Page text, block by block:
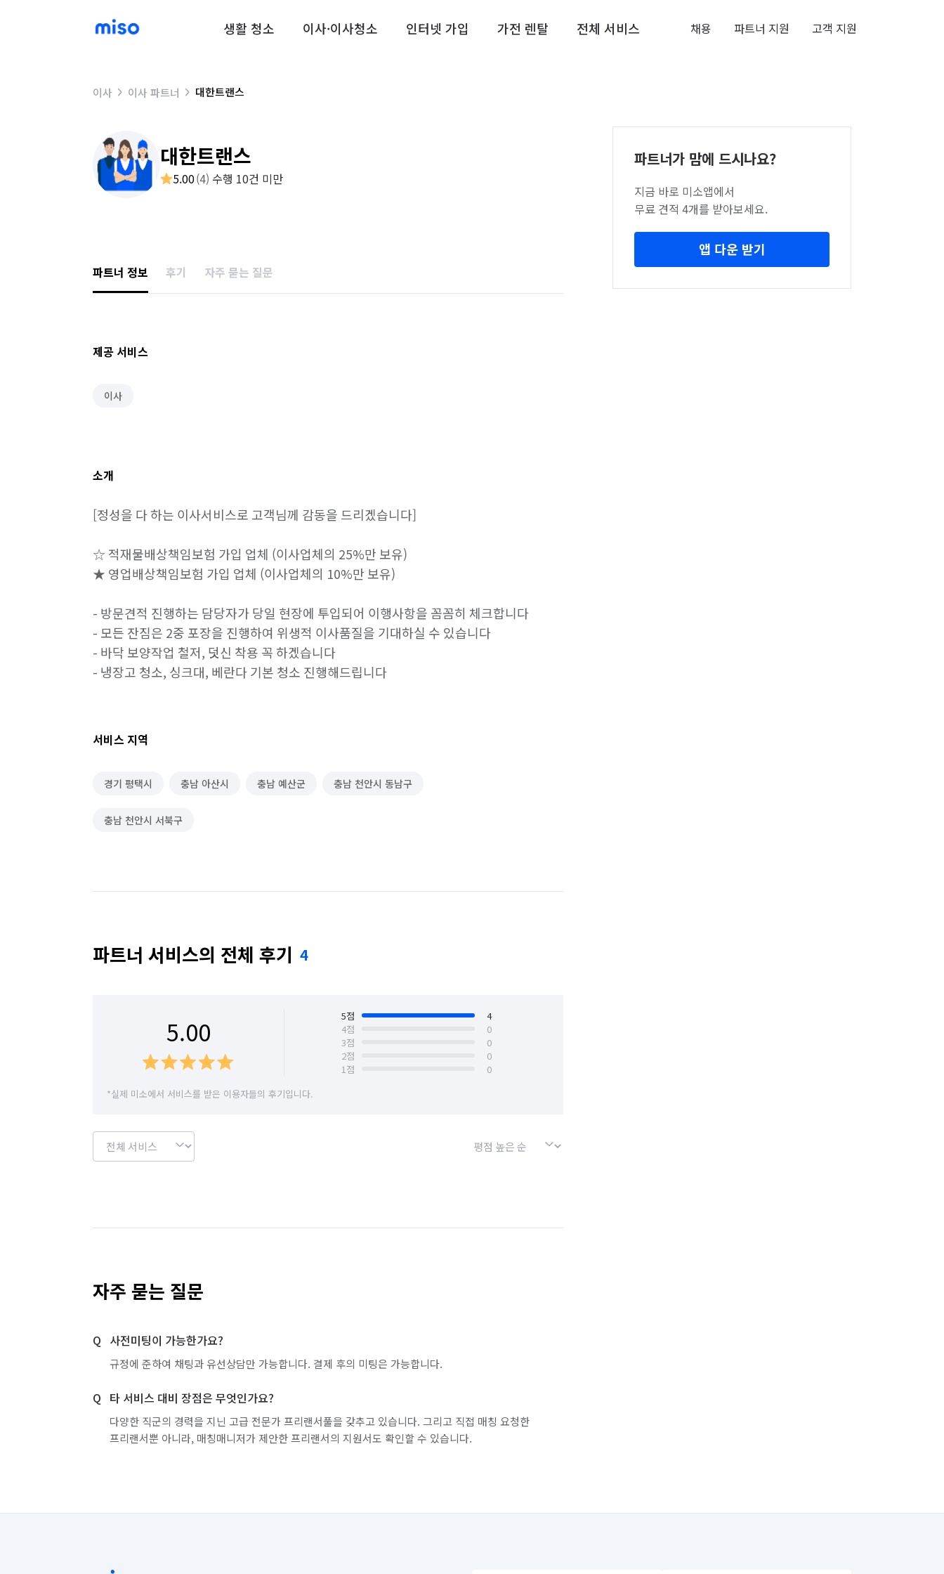
생활 청소 이사·이사청소 인터넷 가입 가전 렌탈 전체 서비스 채용 파트너 지원 고객 지원
이사 이사 파트너 대한트랜스
대한트랜스
5.00(4) 수행 10건 미만
파트너 정보 후기 자주 묻는 질문
제공 서비스
이사
소개
[정성을 다 하는 이사서비스로 고객님께 감동을 드리겠습니다]
☆ 적재물배상책임보험 가입 업체 (이사업체의 25%만 보유)
★ 영업배상책임보험 가입 업체 (이사업체의 10%만 보유)
- 방문견적 진행하는 담당자가 당일 현장에 투입되어 이행사항을 꼼꼼히 체크합니다
- 모든 잔짐은 2중 포장을 진행하여 위생적 이사품질을 기대하실 수 있습니다
- 바닥 보양작업 철저, 덧신 착용 꼭 하겠습니다
- 냉장고 청소, 싱크대, 베란다 기본 청소 진행해드립니다
서비스 지역
경기 평택시 충남 아산시 충남 예산군 충남 천안시 동남구
충남 천안시 서북구
파트너 서비스의 전체 후기 4
5.00 5점
4
4점
0
3점
0
2점
0
1점
0
*실제 미소에서 서비스를 받은 이용자들의 후기입니다.
자주 묻는 질문
사전미팅이 가능한가요?
규정에 준하여 채팅과 유선상담만 가능합니다. 결제 후의 미팅은 가능합니다.
타 서비스 대비 장점은 무엇인가요?
다양한 직군의 경력을 지닌 고급 전문가 프리랜서풀을 갖추고 있습니다. 그리고 직접 매칭 요청한
프리랜서뿐 아니라, 매칭매니저가 제안한 프리랜서의 지원서도 확인할 수 있습니다.
파트너가 맘에 드시나요?
지금 바로 미소앱에서
무료 견적 4개를 받아보세요.
앱 다운 받기